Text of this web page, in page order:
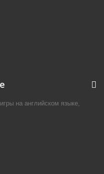
на английском языке,